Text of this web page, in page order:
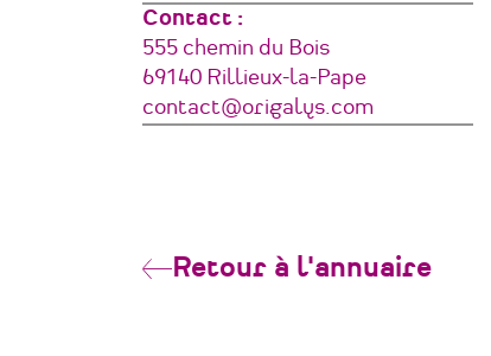
Contact :
Adresse
555 chemin du Bois
69140 Rillieux-la-Pape
France
Courriel
contact@origalys.com
Retour à l'annuaire